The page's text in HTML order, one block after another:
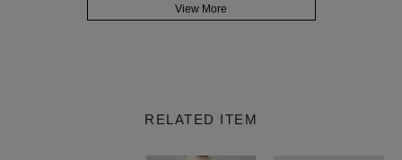
View More
RELATED ITEM